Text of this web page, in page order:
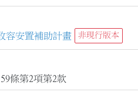
容安置補助計畫
非現行版本
條第2項第2款